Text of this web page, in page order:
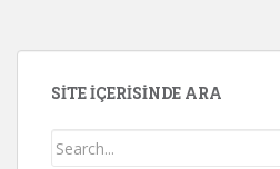
SITE İÇERISINDE ARA